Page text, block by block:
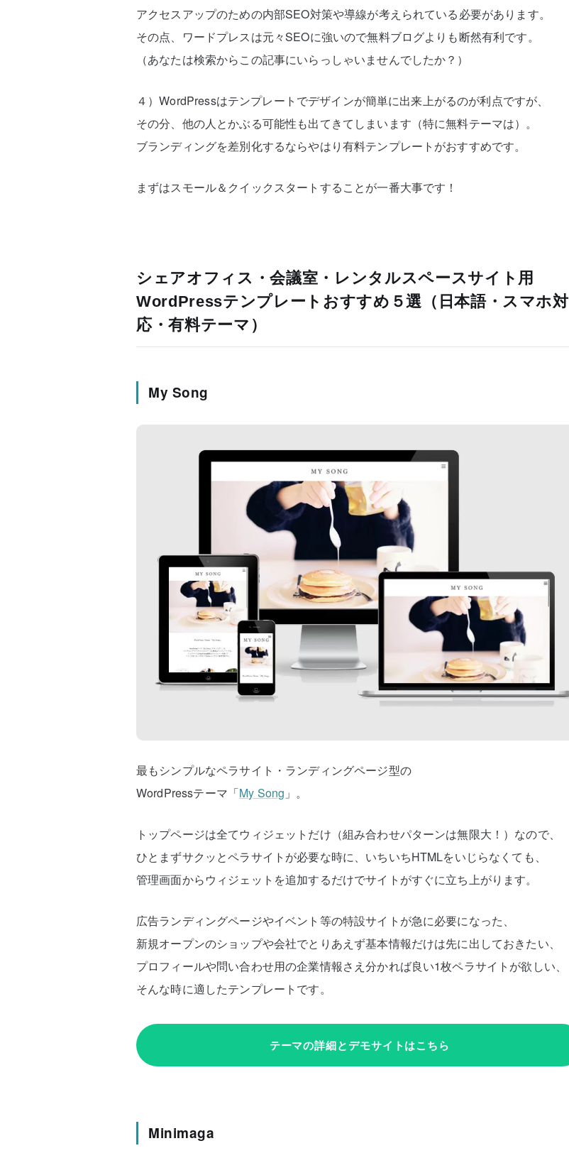
アクセスアップのための内部SEO対策や導線が考えられている必要があります。
その点、ワードプレスは元々SEOに強いので無料ブログよりも断然有利です。
（あなたは検索からこの記事にいらっしゃいませんでしたか？）
４）WordPressはテンプレートでデザインが簡単に出来上がるのが利点ですが、
その分、他の人とかぶる可能性も出てきてしまいます（特に無料テーマは）。
ブランディングを差別化するならやはり有料テンプレートがおすすめです。
まずはスモール＆クイックスタートすることが一番大事です！
シェアオフィス・会議室・レンタルスペースサイト用
WordPressテンプレートおすすめ５選（日本語・スマホ対
応・有料テーマ）
My Song
最もシンプルなペラサイト・ランディングページ型の
WordPressテーマ「My Song 」。
トップページは全てウィジェットだけ（組み合わせパターンは無限大！）なので、
ひとまずサクッとペラサイトが必要な時に、いちいちHTMLをいじらなくても、
管理画面からウィジェットを追加するだけでサイトがすぐに立ち上がります。
広告ランディングページやイベント等の特設サイトが急に必要になった、
新規オープンのショップや会社でとりあえず基本情報だけは先に出しておきたい、
プロフィールや問い合わせ用の企業情報さえ分かれば良い1枚ペラサイトが欲しい、
そんな時に適したテンプレートです。
テーマの詳細とデモサイトはこちら
Minimaga